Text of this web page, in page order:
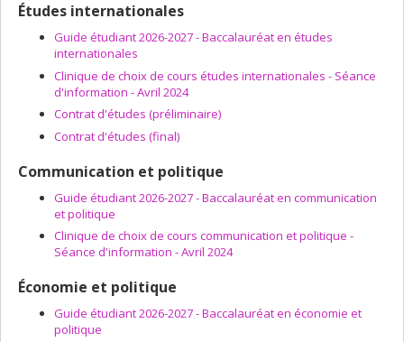
Études internationales
Guide étudiant 2026-2027 - Baccalauréat en études
internationales
Clinique de choix de cours études internationales - Séance
d'information - Avril 2024
Contrat d'études (préliminaire)
Contrat d'études (final)
Communication et politique
Guide étudiant 2026-2027 - Baccalauréat en communication
et politique
Clinique de choix de cours communication et politique -
Séance d'information - Avril 2024
Économie et politique
Guide étudiant 2026-2027 - Baccalauréat en économie et
politique